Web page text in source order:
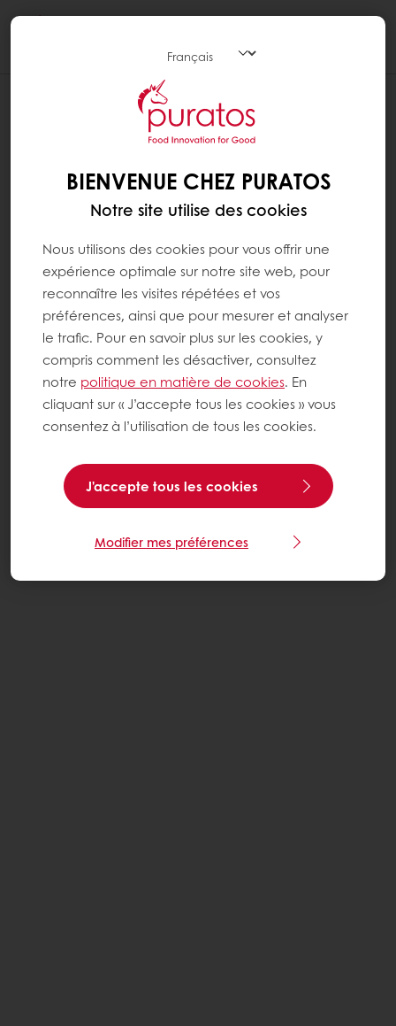
BIENVENUE CHEZ PURATOS
Notre site utilise des cookies
Nous utilisons des cookies pour vous offrir une
expérience optimale sur notre site web, pour
reconnaître les visites répétées et vos
préférences, ainsi que pour mesurer et analyser
le trafic. Pour en savoir plus sur les cookies, y
compris comment les désactiver, consultez
notre politique en matière de cookies. En
cliquant sur « J’accepte tous les cookies » vous
consentez à l’utilisation de tous les cookies.
J'accepte tous les cookies
Modifier mes préférences